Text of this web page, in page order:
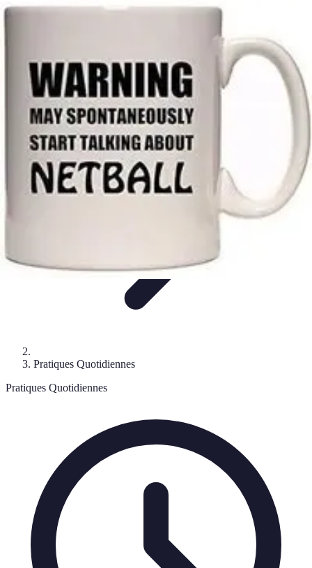
Santé Ayurvédique
Équilibre des
Santé Ayurvédique
Pratiques Quotidiennes
Pratiques Quotidiennes